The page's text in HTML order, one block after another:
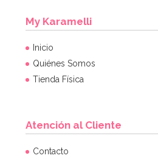
My Karamelli
Inicio
Quiénes Somos
Tienda Física
Atención al Cliente
Contacto